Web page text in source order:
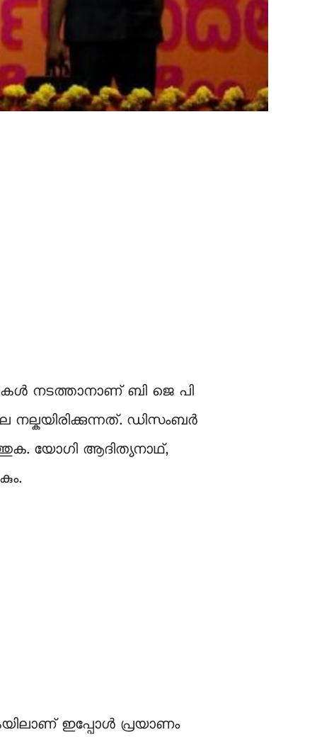
നടത്താനാണ് ബി ജെ പി
ഡിസംബർ
യോഗി ആദിത്യനാഥ്,
ഇപ്പോള്‍ പ്രയാണം